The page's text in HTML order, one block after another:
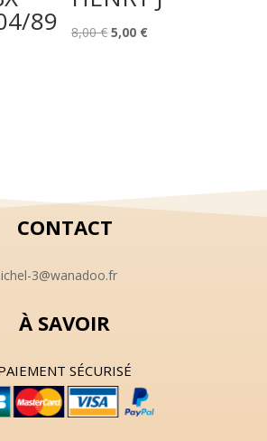
89 8,00€ Le
5,00 €Le
CONTACT
3@wanadoo.fr
À SAVOIR
SÉCURISÉ